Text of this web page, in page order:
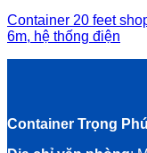
Container 20 feet
6m, hệ thống điện
Container Trọng